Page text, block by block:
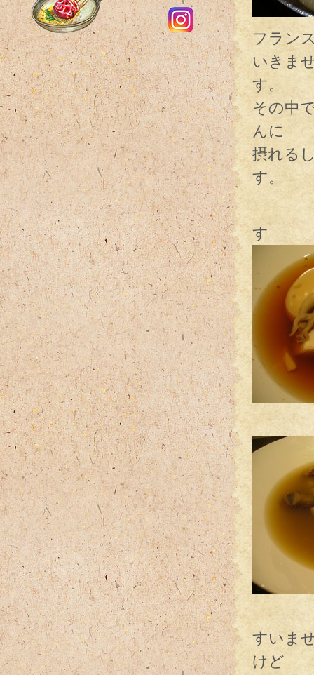
フラン
いきま
す。
その中
んに
摂れる
す。
飲
残り
残り
すいま
けど